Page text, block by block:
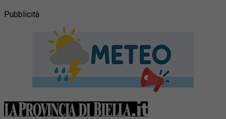
Pubblicità